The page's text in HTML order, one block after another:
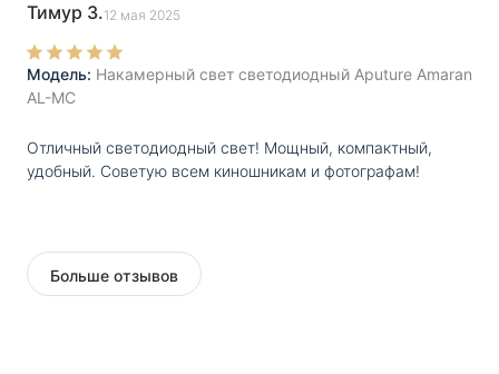
Тимур З.12 мая 2025
Модель: Накамерный свет светодиодный Aputure Amaran
AL-MC
Отличный светодиодный свет! Мощный, компактный,
удобный. Советую всем киношникам и фотографам!
Больше отзывов